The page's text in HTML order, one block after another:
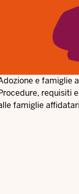
e famiglie
requisiti
famiglie